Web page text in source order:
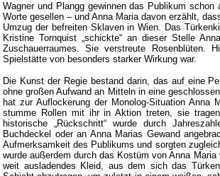
Wagner und Plangg gewinnen das Publikum
Worte gesellen – und Anna Maria davon erzählt,
Umzug der befreiten Sklaven in Wien. Das
Kristine Tornquist „schickte“ an dieser Stelle
Zuschauerraumes. Sie verstreute
Spielstätte von besonders starker Wirkung war.
Die Kunst der Regie bestand darin, das auf eine
ohne großen Aufwand an Mitteln in eine
hat zur Auflockerung der Monolog-Situation Anna
stumme Rollen mit ihr in Aktion treten, sie
historische „Rückschritt“ wurde durch
Buchdeckel oder an Anna Marias Gewand
Aufmerksamkeit des Publikums und sorgten
wurde außerdem durch das Kostüm von Anna
weit ausladendes Kleid, aus dem sich das